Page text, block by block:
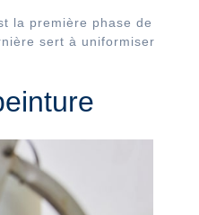
la première phase de
sert à uniformiser